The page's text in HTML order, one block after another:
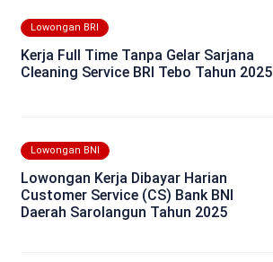
Lowongan BRI
Kerja Full Time Tanpa Gelar Sarjana
Cleaning Service BRI Tebo Tahun 2025
Lowongan BNI
Lowongan Kerja Dibayar Harian
Customer Service (CS) Bank BNI
Daerah Sarolangun Tahun 2025